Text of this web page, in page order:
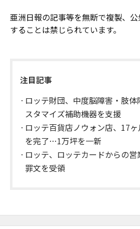
亜洲日報の記事等を無断で複製、
することは禁じられています。
注目記事
ロッテ財団、中度脳障害・肢
スタマイズ補助機器を支援
ロッテ百貨店ノウォン店、17
を完了…1万坪を一新
ロッテ、ロッテカードからの
罪文を受領